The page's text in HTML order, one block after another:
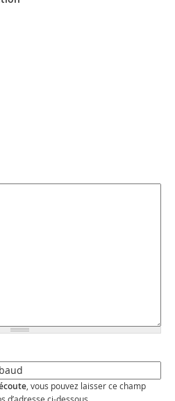
, vous pouvez laisser ce champ
d’adresse ci-dessous.